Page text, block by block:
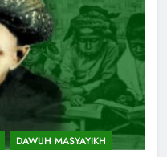
DAWUH MASYAYIKH